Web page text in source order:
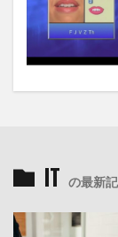
IT の最新